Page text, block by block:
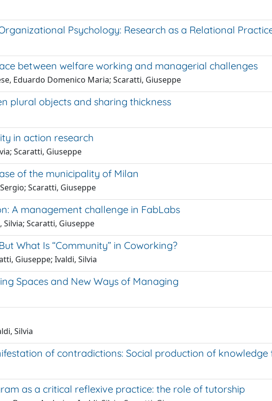
Psychology: Research as a Relational
between welfare working and managerial challenges
Eduardo Domenico Maria; Scaratti, Giuseppe
plural objects and sharing thickness
in action research
Scaratti, Giuseppe
of the municipality of Milan
Scaratti, Giuseppe
A management challenge in FabLabs
Silvia; Scaratti, Giuseppe
What Is “Community” in Coworking?
Giuseppe; Ivaldi, Silvia
Spaces and New Ways of Managing
Silvia
of contradictions: Social production of knowledge
as a critical reflexive practice: the role of tutorship